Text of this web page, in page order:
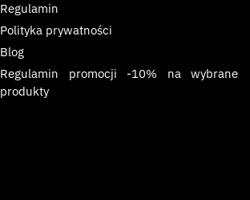
Regulamin
Polityka prywatności
Blog
Regulamin promocji -10% na wybrane
produkty